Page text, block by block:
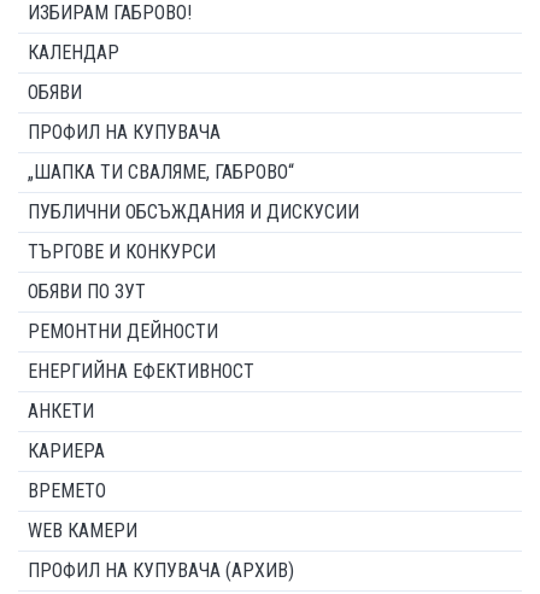
ИЗБИРАМ ГАБРОВО!
КАЛЕНДАР
ОБЯВИ
ПРОФИЛ НА КУПУВАЧА
„ШАПКА ТИ СВАЛЯМЕ, ГАБРОВО“
ПУБЛИЧНИ ОБСЪЖДАНИЯ И ДИСКУСИИ
ТЪРГОВЕ И КОНКУРСИ
ОБЯВИ ПО ЗУТ
РЕМОНТНИ ДЕЙНОСТИ
ЕНЕРГИЙНА ЕФЕКТИВНОСТ
АНКЕТИ
КАРИЕРА
ВРЕМЕТО
WEB КАМЕРИ
ПРОФИЛ НА КУПУВАЧА (АРХИВ)